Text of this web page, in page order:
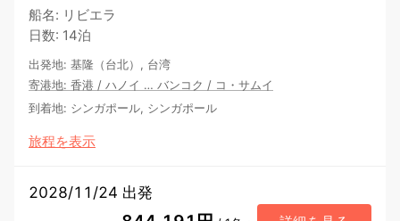
船名: リビエラ
日数: 14泊
出発地: 基隆（台北）, 台湾
寄港地: 香港 / ハノイ … バンコク / コ・サムイ
到着地: シンガポール, シンガポール
旅程を表示
2028/11/24 出発